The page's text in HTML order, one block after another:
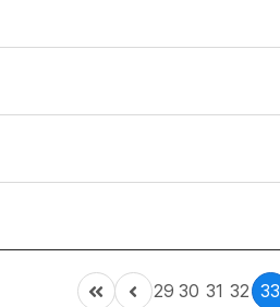
29 30 31 32 33